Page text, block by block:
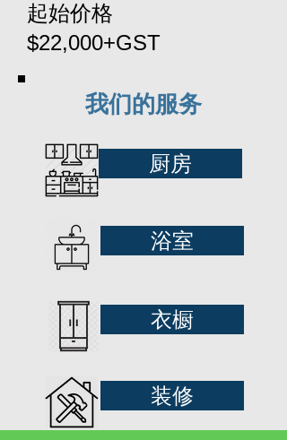
起始价格
$22,000+GST
我们的服务
厨房
浴室
衣橱
装修